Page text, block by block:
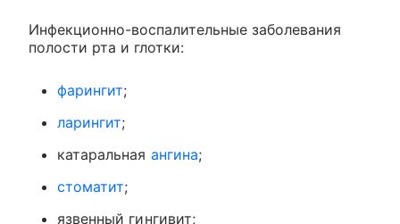
Инфекционно-воспалительные заболевания
полости рта и глотки:
фарингит;
ларингит;
катаральная ангина;
стоматит;
язвенный гингивит;